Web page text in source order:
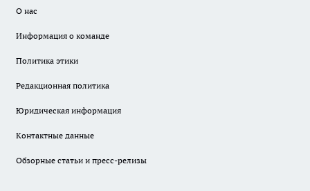
О нас
Информация о команде
Политика этики
Редакционная политика
Юридическая информация
Контактные данные
Обзорные статьи и пресс-релизы